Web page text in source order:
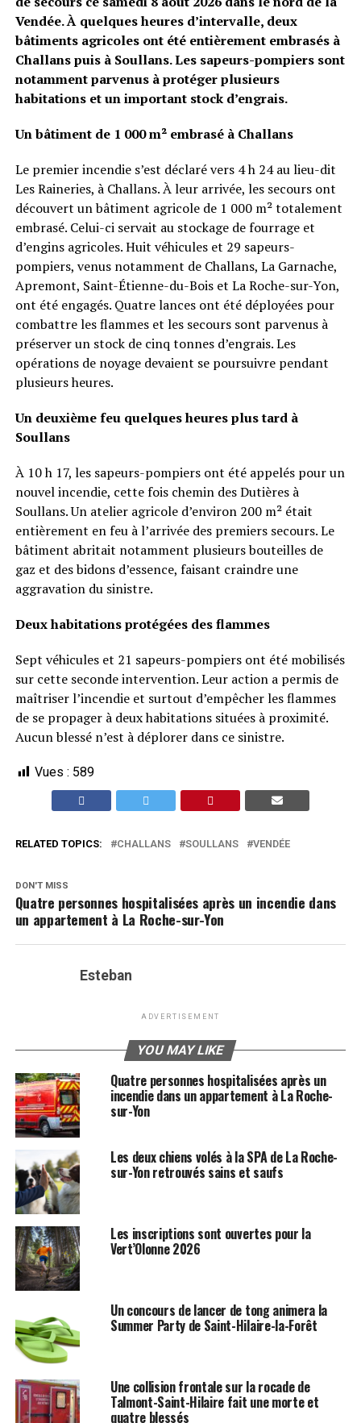
Vendée. À quelques heures d’intervalle, deux
bâtiments agricoles ont été entièrement embrasés à
Challans puis à Soullans. Les sapeurs-pompiers sont
notamment parvenus à protéger plusieurs
habitations et un important stock d’engrais.
Un bâtiment de 1 000 m² embrasé à Challans
Le premier incendie s’est déclaré vers 4 h 24 au lieu-dit
Les Raineries, à Challans. À leur arrivée, les secours ont
découvert un bâtiment agricole de 1 000 m² totalement
embrasé. Celui-ci servait au stockage de fourrage et
d’engins agricoles. Huit véhicules et 29 sapeurs-
pompiers, venus notamment de Challans, La Garnache,
Apremont, Saint-Étienne-du-Bois et La Roche-sur-Yon,
ont été engagés. Quatre lances ont été déployées pour
combattre les flammes et les secours sont parvenus à
préserver un stock de cinq tonnes d’engrais. Les
opérations de noyage devaient se poursuivre pendant
plusieurs heures.
Un deuxième feu quelques heures plus tard à
Soullans
À 10 h 17, les sapeurs-pompiers ont été appelés pour un
nouvel incendie, cette fois chemin des Dutières à
Soullans. Un atelier agricole d’environ 200 m² était
entièrement en feu à l’arrivée des premiers secours. Le
bâtiment abritait notamment plusieurs bouteilles de
gaz et des bidons d’essence, faisant craindre une
aggravation du sinistre.
Deux habitations protégées des flammes
Sept véhicules et 21 sapeurs-pompiers ont été mobilisés
sur cette seconde intervention. Leur action a permis de
maîtriser l’incendie et surtout d’empêcher les flammes
de se propager à deux habitations situées à proximité.
Aucun blessé n’est à déplorer dans ce sinistre.
Vues : 589
RELATED TOPICS: CHALLANS SOULLANS VENDÉE
DON'T MISS
Quatre personnes hospitalisées après un incendie dans
un appartement à La Roche-sur-Yon
Esteban
ADVERTISEMENT
YOU MAY LIKE
Quatre personnes hospitalisées après un
incendie dans un appartement à La Roche-
sur-Yon
Les deux chiens volés à la SPA de La Roche-
sur-Yon retrouvés sains et saufs
Les inscriptions sont ouvertes pour la
Vert’Olonne 2026
Un concours de lancer de tong animera la
Summer Party de Saint-Hilaire-la-Forêt
Une collision frontale sur la rocade de
Talmont-Saint-Hilaire fait une morte et
quatre blessés